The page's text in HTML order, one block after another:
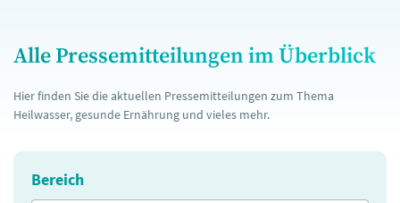
Alle Pressemitteilungen im Überblick
Hier finden Sie die aktuellen Pressemitteilungen zum Thema
Heilwasser, gesunde Ernährung und vieles mehr.
Bereich